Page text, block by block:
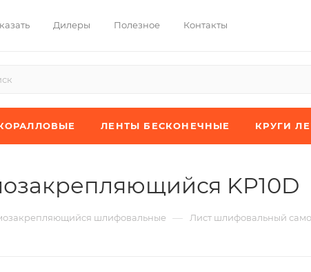
Дилеры Полезное Контакты
ЛЕНТЫ БЕСКОНЕЧНЫЕ КРУГИ
KP10D
шлифовальные — Лист шлифовальный